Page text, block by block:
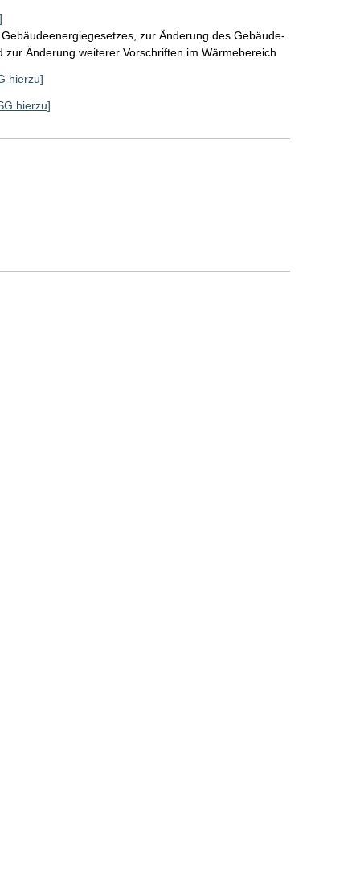
zur Änderung des Gebäude-
Änderung weiterer Vorschriften im Wärmebereich
hierzu]
hierzu]